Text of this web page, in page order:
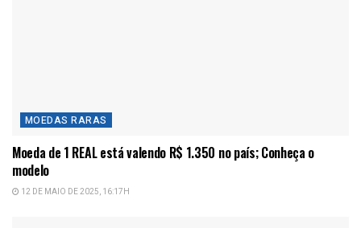
MOEDAS RARAS
Moeda de 1 REAL está valendo R$ 1.350 no país; Conheça o
modelo
12 DE MAIO DE 2025, 16:17H